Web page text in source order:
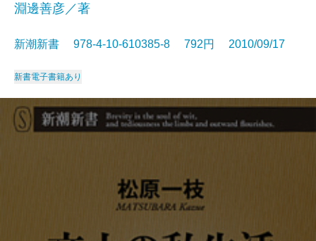
淵邊善彦／著
新潮新書 978-4-10-610385-8 792円 2010/09/17
新書電子書籍あり